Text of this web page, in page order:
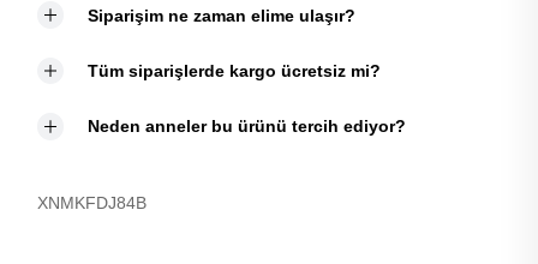
Siparişim ne zaman elime ulaşır?
Tüm siparişlerde kargo ücretsiz mi?
Neden anneler bu ürünü tercih ediyor?
XNMKFDJ84B